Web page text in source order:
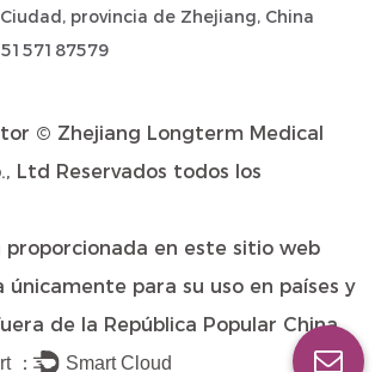
provincia de Zhejiang, China
© Zhejiang Longterm Medical
Ltd Reservados todos los
proporcionada en este sitio web
para su uso en países y
de la República Popular China.
： Smart Cloud